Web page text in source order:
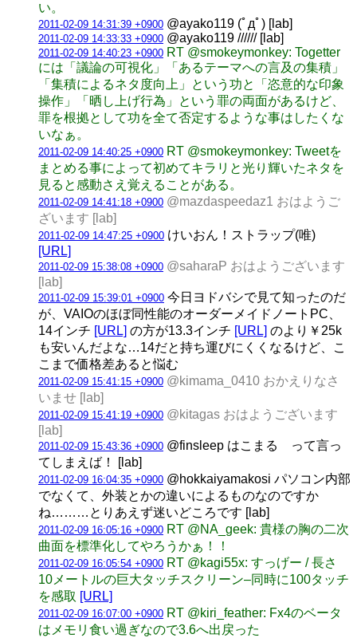
い。
2011-02-09 14:31:39 +0900 @ayako119 (ﾟдﾟ) [lab]
2011-02-09 14:33:33 +0900 @ayako119 ////// [lab]
2011-02-09 14:40:23 +0900 RT @smokeymonkey: Togetter
には「議論の可視化」「あるテーマへの言及の集積」
「集積によるネタ度向上」という功と「恣意的な印象
操作」「晒し上げ行為」という罪の両面があるけど、
罪を根拠として功を全て否定するような事はしたくな
いなぁ。
2011-02-09 14:40:25 +0900 RT @smokeymonkey: Tweetを
まとめる事によって初めてキラリと光り輝いたネタを
見ると感動さえ覚えることがある。
2011-02-09 14:41:18 +0900 @mazdaspeedaz1 おはようご
ざいます [lab]
2011-02-09 14:47:25 +0900 けいおん！ストラップ(唯)
[URL]
2011-02-09 15:38:08 +0900 @saharaP おはようございます
[lab]
2011-02-09 15:39:01 +0900 今日ヨドバシで見て知ったのだ
が、VAIOのほぼ同性能のオーダーメイドノートPC、
14インチ [URL] の方が13.3インチ [URL] のより￥25k
も安いんだよな…14だと持ち運びにくくなるけど、こ
こまで価格差あると悩む
2011-02-09 15:41:15 +0900 @kimama_0410 おかえりなさ
いませ [lab]
2011-02-09 15:41:19 +0900 @kitagas おはようございます
[lab]
2011-02-09 15:43:36 +0900 @finsleep はこまる って言っ
てしまえば！ [lab]
2011-02-09 16:04:35 +0900 @hokkaiyamakosi パソコン内部
でなくて、外装とかの違いによるものなのですか
ね………とりあえず迷いどころです [lab]
2011-02-09 16:05:16 +0900 RT @NA_geek: 貴様の胸の二次
曲面を標準化してやろうかぁ！！
2011-02-09 16:05:54 +0900 RT @kagi55x: すっげー / 長さ
10メートルの巨大タッチスクリーン–同時に100タッチ
を感取 [URL]
2011-02-09 16:07:00 +0900 RT @kiri_feather: Fx4のベータ
はメモリ食い過ぎなので3.6へ出戻った